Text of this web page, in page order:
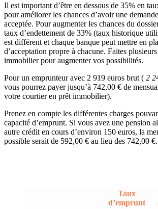
Il est important d’être en dessous de 35% en
pour améliorer les chances d’avoir une
acceptée. Pour augmenter les chances du
taux d’endettement de 33% (taux historique
est différent et chaque banque peut mettre en
d’acceptation propre à chacune. Faites
immobilier pour augmenter vos possibilités.
Pour un emprunteur avec 2 919 euros brut ( 2
vous pourrez payer jusqu’à 742,00 € de
votre courtier en prêt immobilier).
Prenez en compte les différentes charges
capacité d’emprunt. Si vous avez une pension
autre crédit en cours d’environ 150 euros, la
possible serait de 592,00 € au lieu des 742,00 €.
Taux
d’emprunt